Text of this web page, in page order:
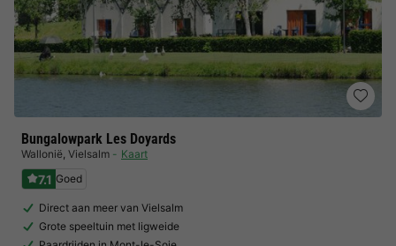
Bungalowpark Les Doyards
Wallonië, Vielsalm Kaart
7.1 Goed
Direct aan meer van Vielsalm
Grote speeltuin met ligweide